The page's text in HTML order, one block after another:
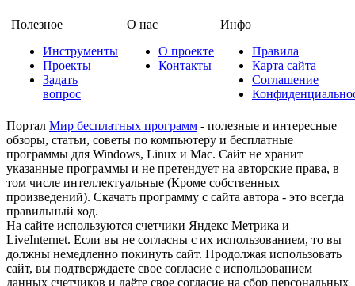
Полезное
Инструменты
Проекты
Задать
вопрос
О нас
О проекте
Контакты
Инфо
Правила
Карта сайта
Соглашение
Портал Мир бесплатных программ - полезные и интересные
обзоры, статьи, советы по компьютеру и бесплатные
программы для Windows, Linux и Mac. Сайт не хранит
указанные программы и не претендует на авторские права, в
том числе интеллектуальные (Кроме собственных
произведений). Скачать программу с сайта автора - это всегда
правильный ход.
На сайте используются счетчики Яндекс Метрика и
LiveInternet. Если вы не согласны с их использованием, то вы
должны немедленно покинуть сайт. Продолжая использовать
сайт, вы подтверждаете свое согласие с использованием
данных счетчиков и даёте свое согласие на сбор персональных